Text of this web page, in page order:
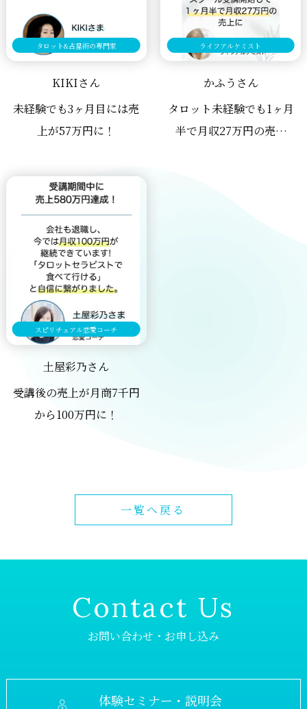
タロット&占星術の専門家
KIKIさん
未経験でも3ヶ月目には売
上が57万円に！
ライフアルケミスト
かふうさん
タロット未経験でも1ヶ月
半で月収27万円の売上
スピリチュアル恋愛コーチ
土屋彩乃さん
受講後の売上が月商7千円
から100万円に！
一覧へ戻る
Contact Us
お問い合わせ・お申し込み
体験セミナー・説明会